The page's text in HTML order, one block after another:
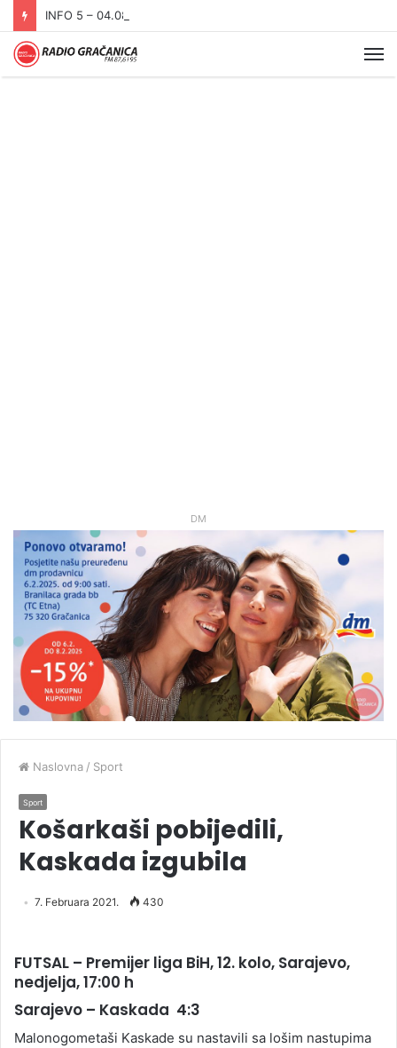
INFO 5 – 04.08.2026.
DM
Naslovna / Sport
Sport
Košarkaši pobijedili,
Kaskada izgubila
7. Februara 2021. 430
FUTSAL – Premijer liga BiH, 12. kolo, Sarajevo,
nedjelja, 17:00 h
Sarajevo – Kaskada 4:3
Malonogometaši Kaskade su nastavili sa lošim nastupima